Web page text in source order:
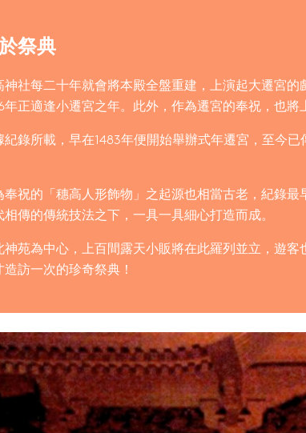
祭典
神社每二十年就會將本殿全盤重建，上演起大遷宮
年正適逢小遷宮之年。此外，作為遷宮的奉祝，也將
紀錄所載，早在1483年便開始舉辦式年遷宮，至今
奉祝的「穗高人形飾物」之起源也相當古老，紀錄最
相傳的傳統技法之下，一具一具細心打造而成。
神苑為中心，上百間露天小販將在此羅列並立，遊
造訪一次的珍奇祭典！